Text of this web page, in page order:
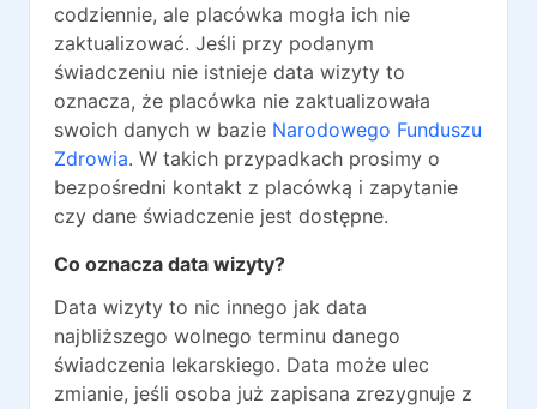
codziennie, ale placówka mogła ich nie
zaktualizować. Jeśli przy podanym
świadczeniu nie istnieje data wizyty to
oznacza, że placówka nie zaktualizowała
swoich danych w bazie Narodowego Funduszu
Zdrowia. W takich przypadkach prosimy o
bezpośredni kontakt z placówką i zapytanie
czy dane świadczenie jest dostępne.
Co oznacza data wizyty?
Data wizyty to nic innego jak data
najbliższego wolnego terminu danego
świadczenia lekarskiego. Data może ulec
zmianie, jeśli osoba już zapisana zrezygnuje z